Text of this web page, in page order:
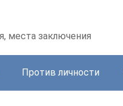
места заключения
Против личности